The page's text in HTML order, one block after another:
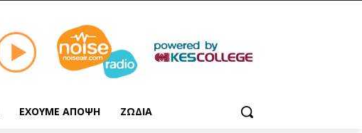
ΕΧΟΥΜΕ ΑΠΟΨΗ ΖΩΔΙΑ